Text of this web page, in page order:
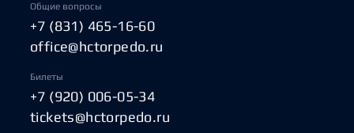
Общие вопросы
+7 (831) 465-16-60
office@hctorpedo.ru
Билеты
+7 (920) 006-05-34
tickets@hctorpedo.ru